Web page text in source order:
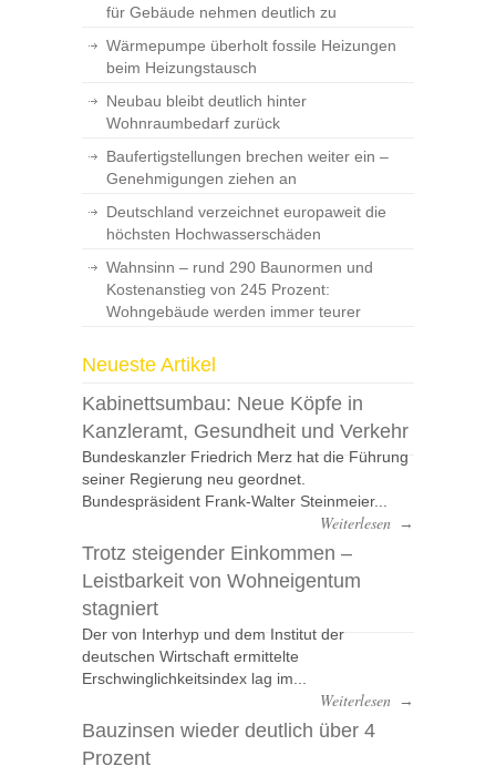
für Gebäude nehmen deutlich zu
Wärmepumpe überholt fossile Heizungen
beim Heizungstausch
Neubau bleibt deutlich hinter
Wohnraumbedarf zurück
Baufertigstellungen brechen weiter ein –
Genehmigungen ziehen an
Deutschland verzeichnet europaweit die
höchsten Hochwasserschäden
Wahnsinn – rund 290 Baunormen und
Kostenanstieg von 245 Prozent:
Wohngebäude werden immer teurer
Neueste Artikel
Kabinettsumbau: Neue Köpfe in
Kanzleramt, Gesundheit und Verkehr
Bundeskanzler Friedrich Merz hat die Führung
seiner Regierung neu geordnet.
Bundespräsident Frank-Walter Steinmeier...
Weiterlesen →
Trotz steigender Einkommen –
Leistbarkeit von Wohneigentum
stagniert
Der von Interhyp und dem Institut der
deutschen Wirtschaft ermittelte
Erschwinglichkeitsindex lag im...
Weiterlesen →
Bauzinsen wieder deutlich über 4
Prozent